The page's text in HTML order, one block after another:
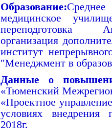
Образование:Среднее
медицинское
переподготовка
организация
институт
"Менеджмент в
Данные о
«Тюменский
«Проектное
условиях внедрения
2018г.